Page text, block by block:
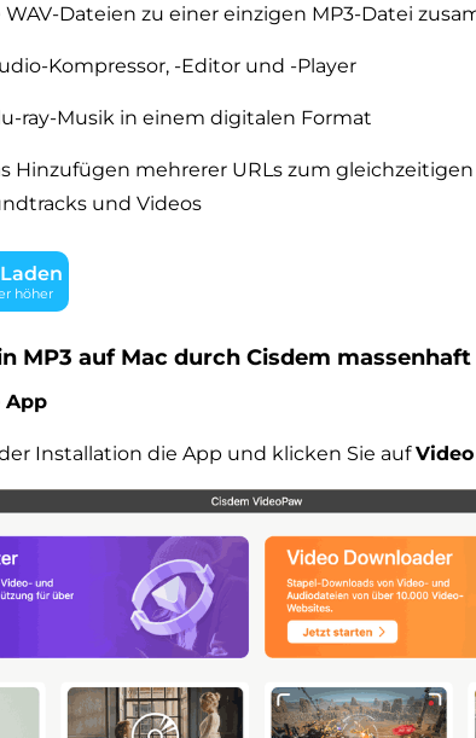
Dateien zu einer einzigen MP3-Datei
Kompressor, -Editor und -Player
ray-Musik in einem digitalen Format
Hinzufügen mehrerer URLs zum
und Videos
höher
MP3 auf Mac durch Cisdem
App
Installation die App und klicken Sie auf